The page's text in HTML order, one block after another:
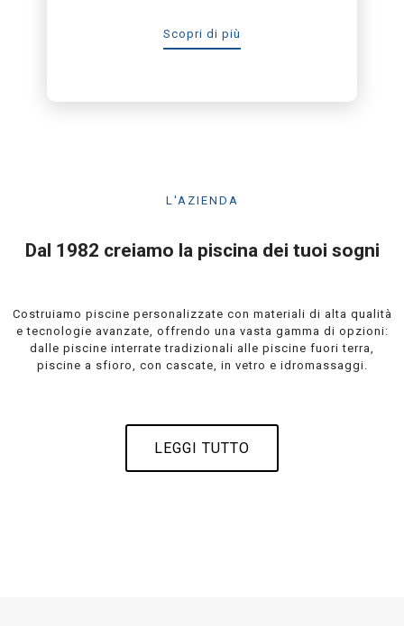
Scopri di più
L'AZIENDA
Dal 1982 creiamo la piscina dei tuoi sogni
Costruiamo piscine personalizzate con materiali di alta qualità
e tecnologie avanzate, offrendo una vasta gamma di opzioni:
dalle piscine interrate tradizionali alle piscine fuori terra,
piscine a sfioro, con cascate, in vetro e idromassaggi.
LEGGI TUTTO